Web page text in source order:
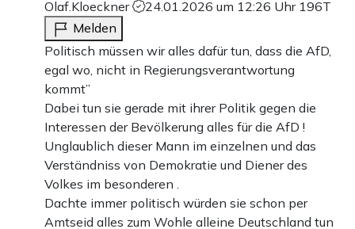
Olaf.Kloeckner
24.01.2026 um 12:26 Uhr 196T
Melden
Politisch müssen wir alles dafür tun, dass die AfD,
egal wo, nicht in Regierungsverantwortung
kommt”
Dabei tun sie gerade mit ihrer Politik gegen die
Interessen der Bevölkerung alles für die AfD !
Unglaublich dieser Mann im einzelnen und das
Verständniss von Demokratie und Diener des
Volkes im besonderen .
Dachte immer politisch würden sie schon per
Amtseid alles zum Wohle alleine Deutschland tun